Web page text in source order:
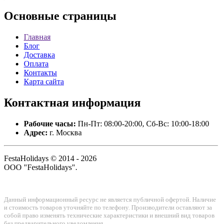
Основные страницы
Главная
Блог
Доставка
Оплата
Контакты
Карта сайта
Контактная информация
Рабочие часы: Пн-Пт: 08:00-20:00, Сб-Вс: 10:00-18:00
Адрес: г. Москва
FestaHolidays © 2014 - 2026
ООО "FestaHolidays".
Данный информационный ресурс не является публичной офертой. Наличие
и стоимость товаров уточняйте по телефону. Производители оставляют за
собой право изменять технические характеристики и внешний вид товаров